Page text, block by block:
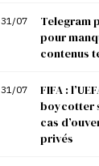
31/07
Telegram
pour
contenus
31/07
FIFA :
boycotter
cas
privés